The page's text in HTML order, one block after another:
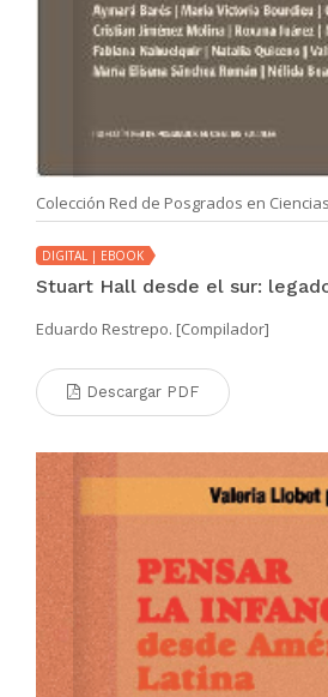
Colección Red de Posgrados en
DIGITAL | EBOOK
Stuart Hall desde el sur:
Eduardo Restrepo. [Compilador]
Descargar PDF